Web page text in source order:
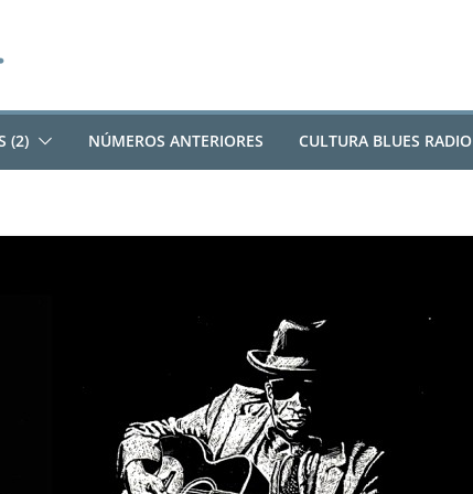
(2) NÚMEROS ANTERIORES CULTURA BLUES RADIO